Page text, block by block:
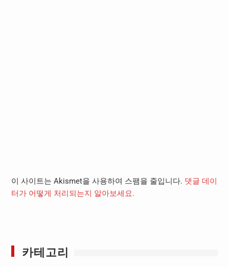
이 사이트는 Akismet을 사용하여 스팸을 줄입니다. 댓글 데이
터가 어떻게 처리되는지 알아보세요.
카테고리